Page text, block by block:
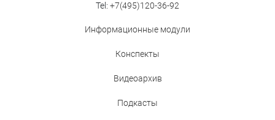
Tel: +7(495)120-36-92
Информационные модули
Конспекты
Видеоархив
Подкасты